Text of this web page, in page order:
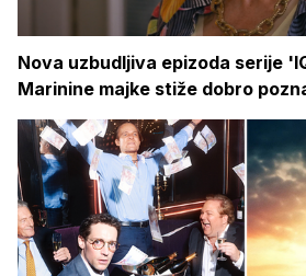
Nova uzbudljiva epizoda serije
Marinine majke stiže dobro